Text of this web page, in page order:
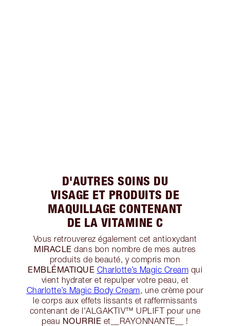
D'AUTRES SOINS DU
VISAGE ET PRODUITS DE
MAQUILLAGE CONTENANT
DE LA VITAMINE C
Vous retrouverez également cet antioxydant
MIRACLE dans bon nombre de mes autres
produits de beauté, y compris mon
EMBLÉMATIQUE Charlotte’s Magic Cream qui
vient hydrater et repulper votre peau, et
Charlotte’s Magic Body Cream, une crème pour
le corps aux effets lissants et raffermissants
contenant de l'ALGAKTIV™️ UPLIFT pour une
peau NOURRIE et__RAYONNANTE__ !